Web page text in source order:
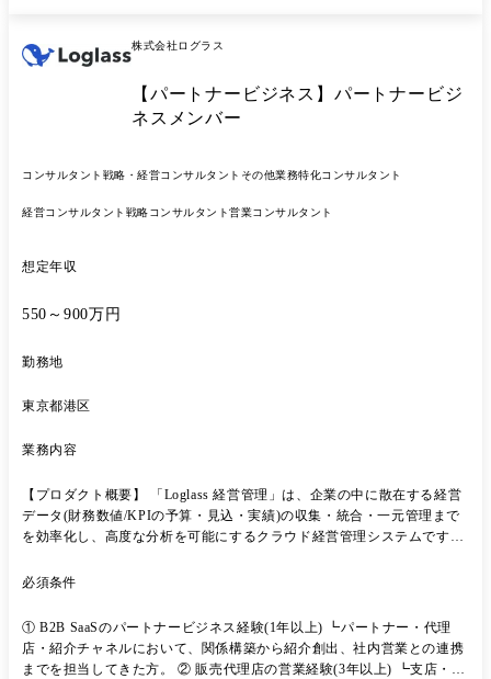
いきたい、という意欲をお持ちの皆様のご応募を心よりお待ちします。
上支援(生成AI、FinTech、IoT等) ・契約書(国内・国際)の作成支援、法
的リスクの検証と対応支援 (既存メンバーは1名あたり年間200件程度
対応等 ・契約折衝・交渉支援 ・トラブル案件等への支援 ・M&A・出資
じ対応いただく業務 ・法務業務のAI化推進
株式会社ログラス
【パートナービジネス】パートナービジ
ネスメンバー
コンサルタント 戦略・経営コンサルタント その他業務特化コンサルタント
経営コンサルタント 戦略コンサルタント営業コンサルタント
想定年収
550～900万円
勤務地
東京都港区
業務内容
【プロダクト概要】 「Loglass 経営管理」は、企業の中に散在する経営
データ(財務数値/KPIの予算・見込・実績)の収集・統合・一元管理まで
を効率化し、高度な分析を可能にするクラウド経営管理システムです。
チプロダクト展開にも注力し、計5つのプロダクト/サービスを提供する
DIRECTION」の実現に向け、今後はデータとAIの活用を推進し、経営
リソースの最適配分を意思決定できる、真のプランニング・プラットフ
ォームを目指します。 ※プロダクトビジョン詳細はぜひこちらの
必須条件
① B2B SaaSのパートナービジネス経験(1年以上) ┗パートナー・代理
店・紹介チャネルにおいて、関係構築から紹介創出、社内営業との連携
までを担当してきた方。 ② 販売代理店の営業経験(3年以上) ┗支店・営